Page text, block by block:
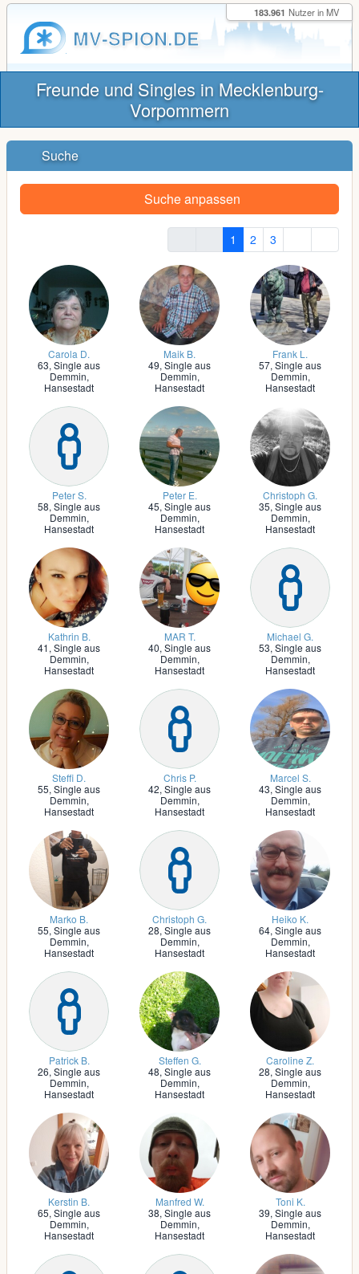
MV-SPION.DE
183.961 Nutzer in MV
Freunde und Singles in Mecklenburg-
Vorpommern
Suche
Suche anpassen
1 2 3
Carola D.
63, Single aus
Demmin,
Hansestadt
Maik B.
49, Single aus
Demmin,
Hansestadt
Frank L.
57, Single aus
Demmin,
Hansestadt
Peter S.
58, Single aus
Demmin,
Hansestadt
Peter E.
45, Single aus
Demmin,
Hansestadt
Christoph G.
35, Single aus
Demmin,
Hansestadt
Kathrin B.
41, Single aus
Demmin,
Hansestadt
MAR T.
40, Single aus
Demmin,
Hansestadt
Michael G.
53, Single aus
Demmin,
Hansestadt
Steffi D.
55, Single aus
Demmin,
Hansestadt
Chris P.
42, Single aus
Demmin,
Hansestadt
Marcel S.
43, Single aus
Demmin,
Hansestadt
Marko B.
55, Single aus
Demmin,
Hansestadt
Christoph G.
28, Single aus
Demmin,
Hansestadt
Heiko K.
64, Single aus
Demmin,
Hansestadt
Patrick B.
26, Single aus
Demmin,
Hansestadt
Steffen G.
48, Single aus
Demmin,
Hansestadt
Caroline Z.
28, Single aus
Demmin,
Hansestadt
Kerstin B.
65, Single aus
Demmin,
Hansestadt
Manfred W.
38, Single aus
Demmin,
Hansestadt
Toni K.
39, Single aus
Demmin,
Hansestadt